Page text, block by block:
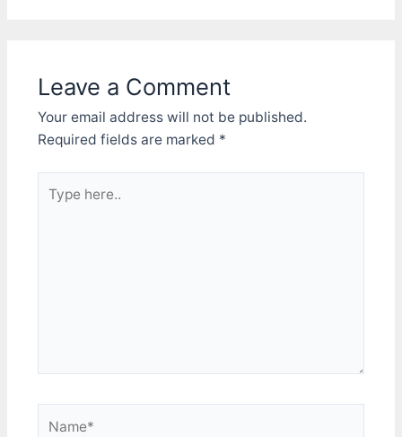
Leave a Comment
Your email address will not be published.
Required fields are marked *
here..